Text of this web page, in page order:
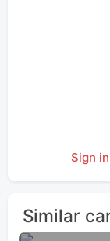
Sign
Similar